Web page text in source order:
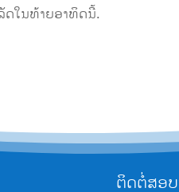
ດໃນທ້າຍອາທິດນີ້.
ຕິດຕໍ່ສອ